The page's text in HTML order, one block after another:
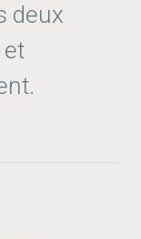
deux